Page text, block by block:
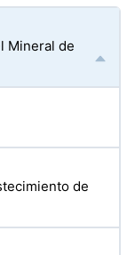
Mineral de
de